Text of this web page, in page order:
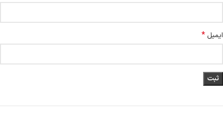
ایمیل *